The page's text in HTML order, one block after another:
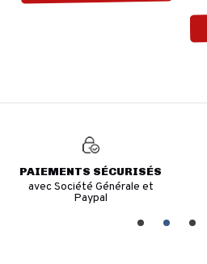
PAIEMENTS SÉCURISÉS
avec Société Générale et
Paypal